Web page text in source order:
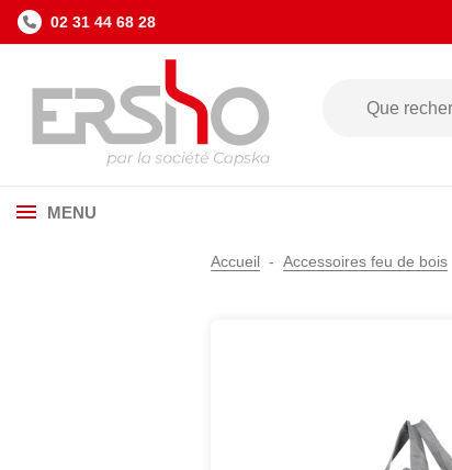
02 31 44 68 28
MENU
Accueil Accessoires feu de bois